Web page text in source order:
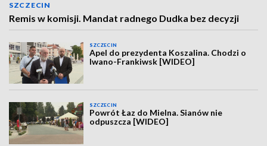
SZCZECIN
Remis w komisji. Mandat radnego Dudka bez decyzji
SZCZECIN
Apel do prezydenta Koszalina. Chodzi o
Iwano-Frankiwsk [WIDEO]
SZCZECIN
Powrót Łaz do Mielna. Sianów nie
odpuszcza [WIDEO]